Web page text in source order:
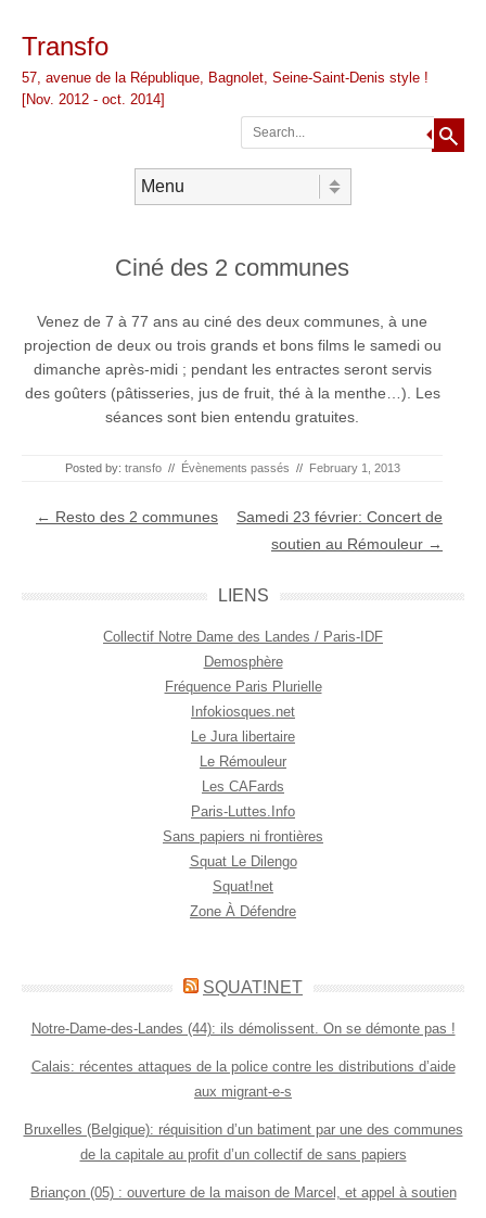
Transfo
57, avenue de la République, Bagnolet, Seine-Saint-Denis style !
[Nov. 2012 - oct. 2014]
Rechercher
Ciné des 2 communes
Venez de 7 à 77 ans au ciné des deux communes, à une
projection de deux ou trois grands et bons films le samedi ou
dimanche après-midi ; pendant les entractes seront servis
des goûters (pâtisseries, jus de fruit, thé à la menthe…). Les
séances sont bien entendu gratuites.
Posted by: transfo // Évènements passés // February 1, 2013
Navigation Article
← Resto des 2 communes
Samedi 23 février: Concert de
soutien au Rémouleur →
LIENS
Collectif Notre Dame des Landes / Paris-IDF
Demosphère
Fréquence Paris Plurielle
Infokiosques.net
Le Jura libertaire
Le Rémouleur
Les CAFards
Paris-Luttes.Info
Sans papiers ni frontières
Squat Le Dilengo
Squat!net
Zone À Défendre
SQUAT!NET
Notre-Dame-des-Landes (44): ils démolissent. On se démonte pas !
Calais: récentes attaques de la police contre les distributions d’aide
aux migrant-e-s
Bruxelles (Belgique): réquisition d’un batiment par une des communes
de la capitale au profit d’un collectif de sans papiers
Briançon (05) : ouverture de la maison de Marcel, et appel à soutien